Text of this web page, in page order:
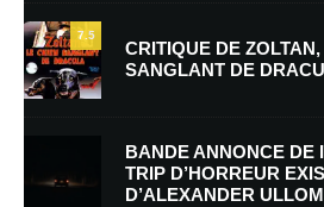
Enregistrer mon nom, mon e-mail et mon
mon prochain commentaire.
Prévenez-moi de tous les nouveaux
7.5
CRITIQUE DE
SANGLANT DE
BANDE ANNONCE DE
TRIP D’HORREUR
D’ALEXANDER ULLOM